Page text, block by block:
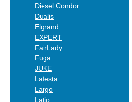
Diesel Condor
Dualis
Elgrand
EXPERT
FairLady
Fuga
JUKE
Lafesta
Largo
Latio